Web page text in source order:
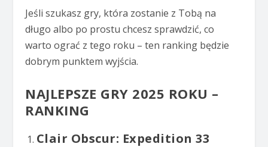
Jeśli szukasz gry, która zostanie z Tobą na
długo albo po prostu chcesz sprawdzić, co
warto ograć z tego roku – ten ranking będzie
dobrym punktem wyjścia.
NAJLEPSZE GRY 2025 ROKU –
RANKING
Clair Obscur: Expedition 33